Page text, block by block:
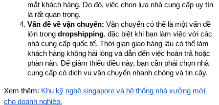
mắt khách hàng. Do đó, việc chọn lựa nhà cung cấp uy tín
là rất quan trọng.
Vấn đề về vận chuyển: Vận chuyển có thể là một vấn đề
lớn trong dropshipping, đặc biệt khi bạn làm việc với các
nhà cung cấp quốc tế. Thời gian giao hàng lâu có thể làm
khách hàng không hài lòng và dẫn đến việc hoàn trả hoặc
phàn nàn. Để giảm thiểu điều này, bạn cần phải chọn nhà
cung cấp có dịch vụ vận chuyển nhanh chóng và tin cậy.
Xem thêm: Khu kỹ nghệ singapore và hệ thống nhà xưởng mới
cho doanh nghiệp.